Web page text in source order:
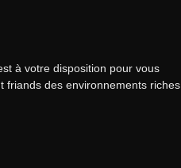
à votre disposition pour vous
friands des environnements riches